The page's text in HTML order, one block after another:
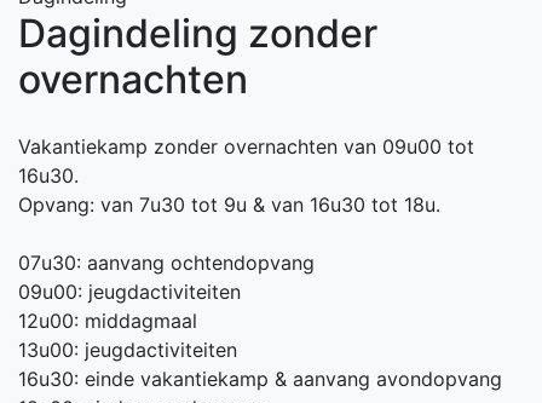
Dagindeling zonder
overnachten
Vakantiekamp zonder overnachten van 09u00 tot
16u30.
Opvang: van 7u30 tot 9u & van 16u30 tot 18u.
07u30: aanvang ochtendopvang
09u00: jeugdactiviteiten
12u00: middagmaal
13u00: jeugdactiviteiten
16u30: einde vakantiekamp & aanvang avondopvang